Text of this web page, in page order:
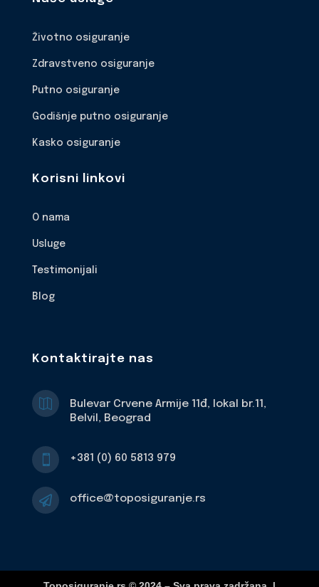
Životno osiguranje
Zdravstveno osiguranje
Putno osiguranje
Godišnje putno osiguranje
Kasko osiguranje
Korisni linkovi
O nama
Usluge
Testimonijali
Blog
Kontaktirajte nas

Bulevar Crvene Armije 11đ, lokal br.11,
Belvil, Beograd
 +381 (0) 60 5813 979
 office@toposiguranje.rs